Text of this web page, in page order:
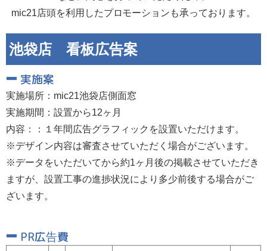
mic21店頭を利用したプロモーションも承っております。
池袋店 看板広告案
実施案
実施場所：mic21池袋店側面窓
実施期間：設置から12ヶ月
内容：：１年間広告グラフィックを設置いただけます。
※デザイン内容は審査させていただく場合がございます。
※データをいただいてから約1ヶ月後の掲載させていただき
ますが、設置工事の進捗状況により多少前後する場合がご
ざいます。
PR広告費